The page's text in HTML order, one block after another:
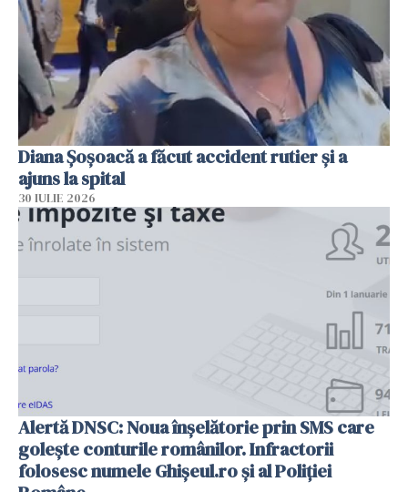
Diana Șoșoacă a făcut accident rutier și a
ajuns la spital
30 IULIE 2026
Alertă DNSC: Noua înșelătorie prin SMS care
golește conturile românilor. Infractorii
folosesc numele Ghișeul.ro și al Poliției